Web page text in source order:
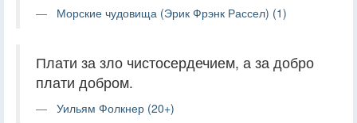
Морские чудовища (Эрик Фрэнк Рассел) (1)
Плати за зло чистосердечием, а за добро
плати добром.
Уильям Фолкнер (20+)